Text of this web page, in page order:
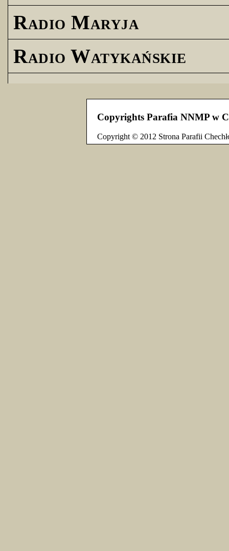
Radio Maryja
Radio Watykańskie
Copyrights Parafia NNMP w
Copyright © 2012 Strona Parafii